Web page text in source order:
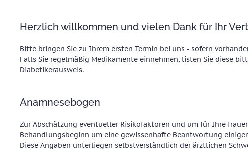
Herzlich willkommen und vielen Dank für Ihr
Bitte bringen Sie zu Ihrem ersten Termin bei uns - sofern
Falls Sie regelmäßig Medikamente einnehmen, listen Sie diese
Diabetikerausweis.
Anamnesebogen
Zur Abschätzung eventueller Risikofaktoren und um für Ihre
Behandlungsbeginn um eine gewissenhafte Beantwortung
Diese Angaben unterliegen selbstverständlich der ärztlichen